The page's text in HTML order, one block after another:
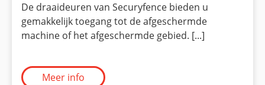
De draaideuren van Securyfence bieden u
gemakkelijk toegang tot de afgeschermde
machine of het afgeschermde gebied. [...]
Meer info